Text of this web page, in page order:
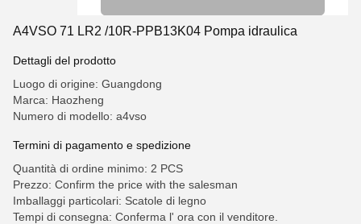
A4VSO 71 LR2 /10R-PPB13K04 Pompa idraulica
Dettagli del prodotto
Luogo di origine: Guangdong
Marca: Haozheng
Numero di modello: a4vso
Termini di pagamento e spedizione
Quantità di ordine minimo: 2 PCS
Prezzo: Confirm the price with the salesman
Imballaggi particolari: Scatole di legno
Tempi di consegna: Conferma l' ora con il venditore.